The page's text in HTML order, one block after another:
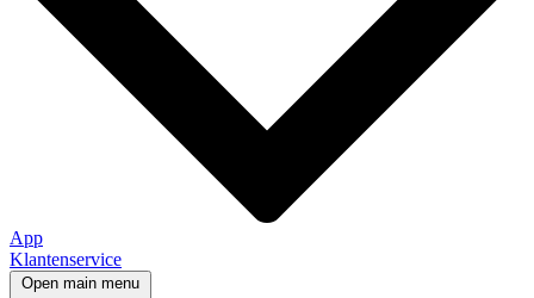
App
Klantenservice
Open main menu